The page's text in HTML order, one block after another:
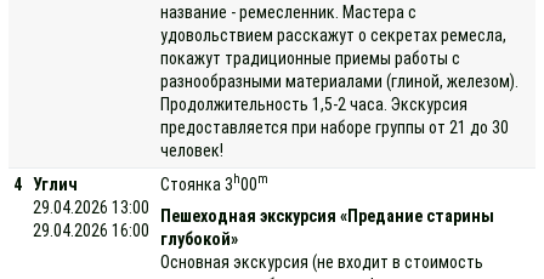
название - ремесленник. Мастера с
удовольствием расскажут о секретах ремесла,
покажут традиционные приемы работы с
разнообразными материалами (глиной, железом).
Продолжительность 1,5-2 часа. Экскурсия
предоставляется при наборе группы от 21 до 30
человек!
4 Углич
29.04.2026 13:00
29.04.2026 16:00
Стоянка 3 h00m
Пешеходная экскурсия «Предание старины
глубокой»
Основная экскурсия (не входит в стоимость